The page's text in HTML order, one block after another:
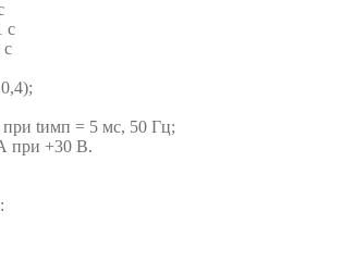
с
tимп = 5 мс, 50 Гц;
при +30 В.